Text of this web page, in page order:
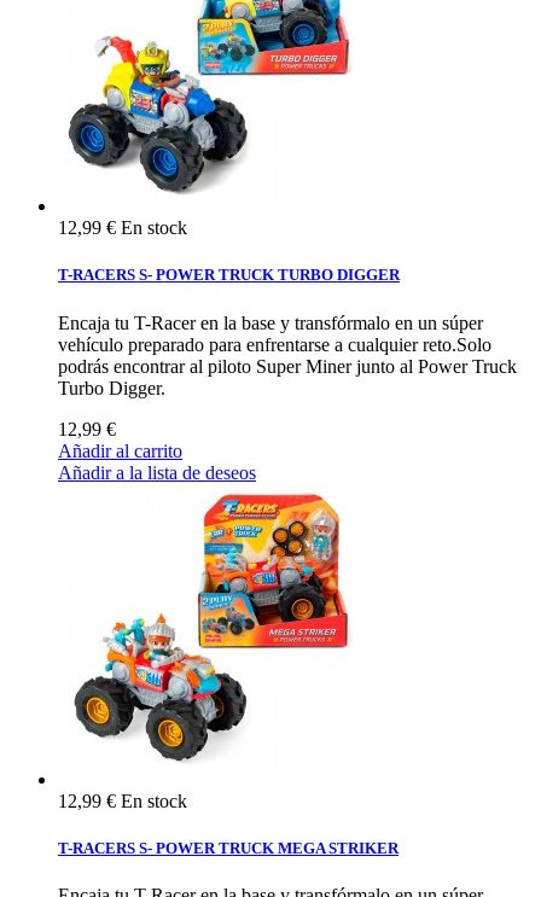
12,99 € En stock
T-RACERS S- POWER TRUCK TURBO DIGGER
Encaja tu T-Racer en la base y transfórmalo en un súper
vehículo preparado para enfrentarse a cualquier reto.Solo
podrás encontrar al piloto Super Miner junto al Power Truck
Turbo Digger.
12,99 €
Añadir al carrito
Añadir a la lista de deseos
12,99 € En stock
T-RACERS S- POWER TRUCK MEGA STRIKER